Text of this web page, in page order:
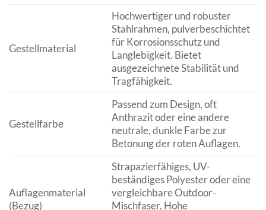
Gestellmaterial
Hochwertiger und robuster
Stahlrahmen, pulverbeschichtet
für Korrosionsschutz und
Langlebigkeit. Bietet
ausgezeichnete Stabilität und
Tragfähigkeit.
Gestellfarbe
Passend zum Design, oft
Anthrazit oder eine andere
neutrale, dunkle Farbe zur
Betonung der roten Auflagen.
Auflagenmaterial
(Bezug)
Strapazierfähiges, UV-
beständiges Polyester oder eine
vergleichbare Outdoor-
Mischfaser. Hohe